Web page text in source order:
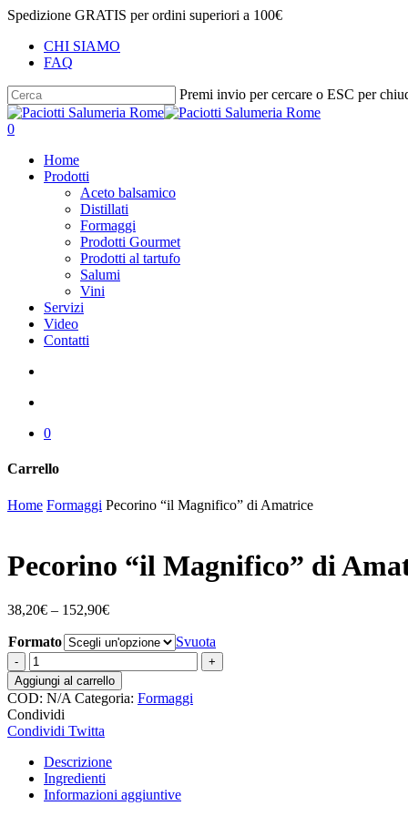
Salta
contenuto
principale
Spedizione GRATIS per ordini superiori a 100€
CHI SIAMO
FAQ
Premi invio per cercare o ESC per
Chiudi
ricerca
cerca
account
0
Home
Prodotti
Aceto balsamico
Distillati
Formaggi
Prodotti Gourmet
Prodotti al tartufo
Salumi
Vini
Servizi
Video
Contatti
0
Carrello
Chiudi
Home Formaggi Pecorino “il Magnifico” di Amatrice
Pecorino “il Magnifico” di
38,20€ – 152,90€
Formato
Svuota
Pecorino
"il
Magnifico"
di
Amatrice
quantità
Aggiungi al carrello
COD: N/A Categoria: Formaggi
Condividi
Condividi Twitta
Descrizione
Ingredienti
Informazioni aggiuntive